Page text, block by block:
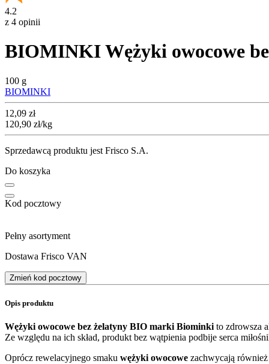
4.2
z 4 opinii
BIOMINKI Wężyki owocowe
100 g
BIOMINKI
Cena
12,09 zł
120,90 zł/kg
Sprzedawcą produktu jest Frisco S.A.
Do koszyka
Kod pocztowy
Pełny asortyment
Dostawa Frisco VAN
Zmień kod pocztowy
Opis produktu
Wężyki owocowe bez żelatyny BIO marki Biominki to zdrowsza
Ze względu na ich skład, produkt bez wątpienia podbije serca
Oprócz rewelacyjnego smaku wężyki owocowe zachwycają